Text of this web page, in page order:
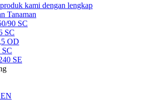
kami dengan lengkap
Tanaman
90 SC
SC
OD
SC
SE